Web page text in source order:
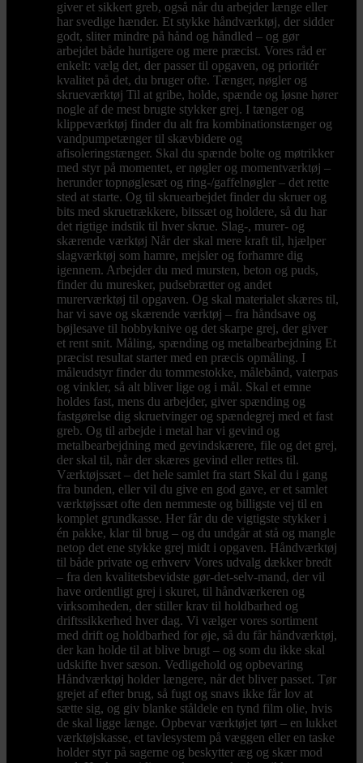
giver et sikkert greb, også når du arbejder længe eller
har svedige hænder. Et stykke håndværktøj, der sidder
godt, sliter mindre på hånd og håndled – og gør
arbejdet både hurtigere og mere præcist. Vores råd er
enkelt: vælg det, der passer til opgaven, og prioritér
kvalitet på det, du bruger ofte. Tænger, nøgler og
skrueværktøj Til at gribe, holde, spænde og løsne hører
nogle af de mest brugte stykker grej. I tænger og
klippeværktøj finder du alt fra kombinationstænger og
vandpumpetænger til skævbidere og
afisoleringstænger. Skal du spænde bolte og møtrikker
med styr på momentet, er nøgler og momentværktøj –
herunder topnøglesæt og ring-/gaffelnøgler – det rette
sted at starte. Og til skruearbejdet finder du skruer og
bits med skruetrækkere, bitssæt og holdere, så du har
det rigtige indstik til hver skrue. Slag-, murer- og
skærende værktøj Når der skal mere kraft til, hjælper
slagværktøj som hamre, mejsler og forhamre dig
igennem. Arbejder du med mursten, beton og puds,
finder du muresker, pudsebrætter og andet
murerværktøj til opgaven. Og skal materialet skæres til,
har vi save og skærende værktøj – fra håndsave og
bøjlesave til hobbyknive og det skarpe grej, der giver
et rent snit. Måling, spænding og metalbearbejdning Et
præcist resultat starter med en præcis opmåling. I
måleudstyr finder du tommestokke, målebånd, vaterpas
og vinkler, så alt bliver lige og i mål. Skal et emne
holdes fast, mens du arbejder, giver spænding og
fastgørelse dig skruetvinger og spændegrej med et fast
greb. Og til arbejde i metal har vi gevind og
metalbearbejdning med gevindskærere, file og det grej,
der skal til, når der skæres gevind eller rettes til.
Værktøjssæt – det hele samlet fra start Skal du i gang
fra bunden, eller vil du give en god gave, er et samlet
værktøjssæt ofte den nemmeste og billigste vej til en
komplet grundkasse. Her får du de vigtigste stykker i
én pakke, klar til brug – og du undgår at stå og mangle
netop det ene stykke grej midt i opgaven. Håndværktøj
til både private og erhverv Vores udvalg dækker bredt
– fra den kvalitetsbevidste gør-det-selv-mand, der vil
have ordentligt grej i skuret, til håndværkeren og
virksomheden, der stiller krav til holdbarhed og
driftssikkerhed hver dag. Vi vælger vores sortiment
med drift og holdbarhed for øje, så du får håndværktøj,
der kan holde til at blive brugt – og som du ikke skal
udskifte hver sæson. Vedligehold og opbevaring
Håndværktøj holder længere, når det bliver passet. Tør
grejet af efter brug, så fugt og snavs ikke får lov at
sætte sig, og giv blanke ståldele en tynd film olie, hvis
de skal ligge længe. Opbevar værktøjet tørt – en lukket
værktøjskasse, et tavlesystem på væggen eller en taske
holder styr på sagerne og beskytter æg og skær mod